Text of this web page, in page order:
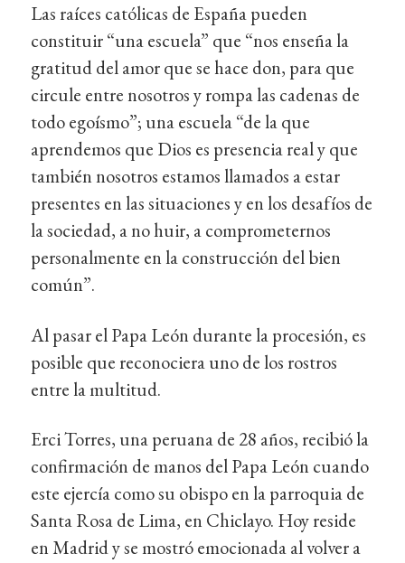
Las raíces católicas de España pueden
constituir “una escuela” que “nos enseña la
gratitud del amor que se hace don, para que
circule entre nosotros y rompa las cadenas de
todo egoísmo”; una escuela “de la que
aprendemos que Dios es presencia real y que
también nosotros estamos llamados a estar
presentes en las situaciones y en los desafíos de
la sociedad, a no huir, a comprometernos
personalmente en la construcción del bien
común”.
Al pasar el Papa León durante la procesión, es
posible que reconociera uno de los rostros
entre la multitud.
Erci Torres, una peruana de 28 años, recibió la
confirmación de manos del Papa León cuando
este ejercía como su obispo en la parroquia de
Santa Rosa de Lima, en Chiclayo. Hoy reside
en Madrid y se mostró emocionada al volver a